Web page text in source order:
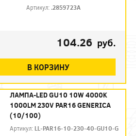
Артикул: .2859723A
104.26 руб.
В КОРЗИНУ
ЛАМПА-LED GU10 10W 4000K
1000LM 230V PAR16 GENERICA
(10/100)
Артикул: LL-PAR16-10-230-40-GU10-G